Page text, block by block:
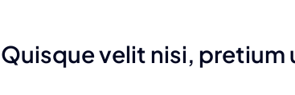
Quisque velit nisi, pretium